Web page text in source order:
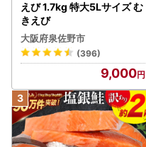
えび 1.7kg 特大5Lサイズ む
きえび
大阪府泉佐野市
(396)
9,000